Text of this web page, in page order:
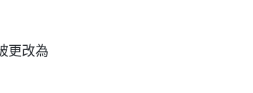
更改為